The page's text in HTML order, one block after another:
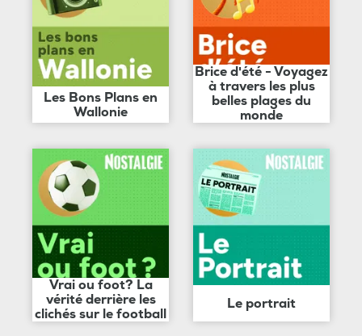
Les Bons Plans en
Wallonie
Brice d'été - Voyagez
à travers les plus
belles plages du
monde
Vrai ou foot? La
vérité derrière les
clichés sur le football
Le portrait